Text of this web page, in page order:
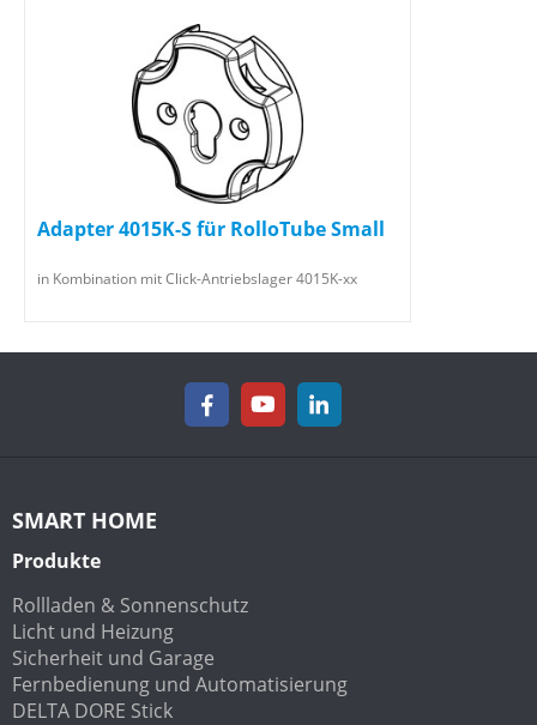
Adapter 4015K-S für RolloTube Small
in Kombination mit Click-Antriebslager 4015K-xx
SMART HOME
Produkte
Rollladen & Sonnenschutz
Licht und Heizung
Sicherheit und Garage
Fernbedienung und Automatisierung
DELTA DORE Stick